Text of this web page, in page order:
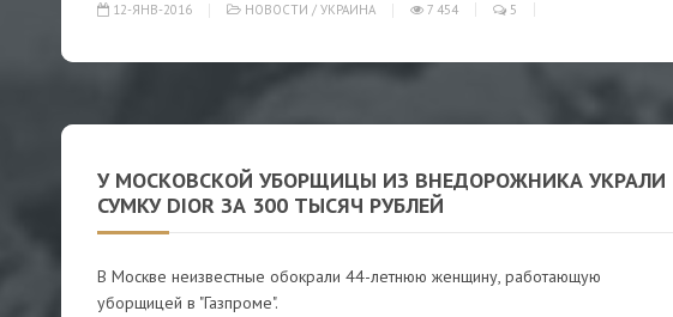
12-ЯНВ-2016 НОВОСТИ / УКРАИНА 7 454 5
У МОСКОВСКОЙ УБОРЩИЦЫ ИЗ ВНЕДОРОЖНИКА УКРАЛИ
СУМКУ DIOR ЗА 300 ТЫСЯЧ РУБЛЕЙ
В Москве неизвестные обокрали 44-летнюю женщину, работающую
уборщицей в "Газпроме".